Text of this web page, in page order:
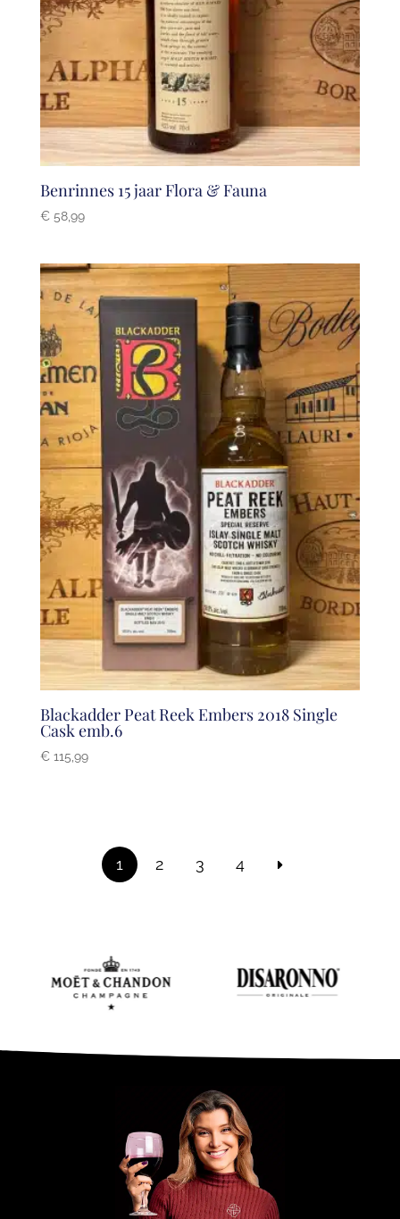
Benrinnes 15 jaar Flora & Fauna
€58,99
Blackadder Peat Reek Embers 2018 Single
Cask emb.6
€115,99
1 2 3 4